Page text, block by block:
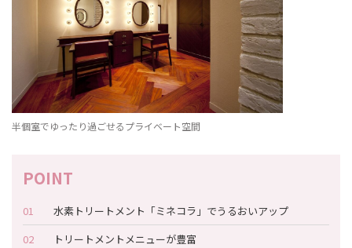
半個室でゆったり過ごせるプライベート空間
水素トリートメント「ミネコラ」でうるおいアップ
トリートメントメニューが豊富